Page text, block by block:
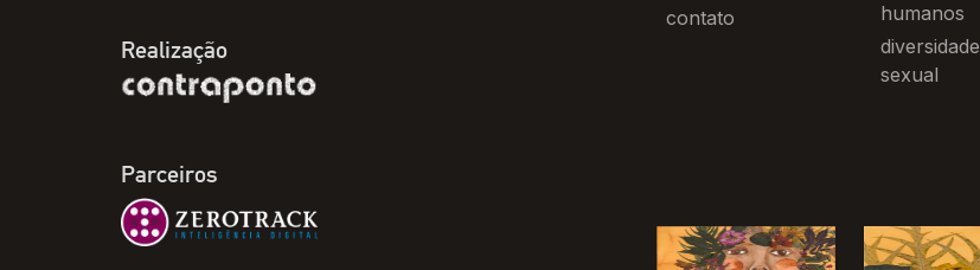
Realização
Parceiros
contato
humanos
diversidade
sexual